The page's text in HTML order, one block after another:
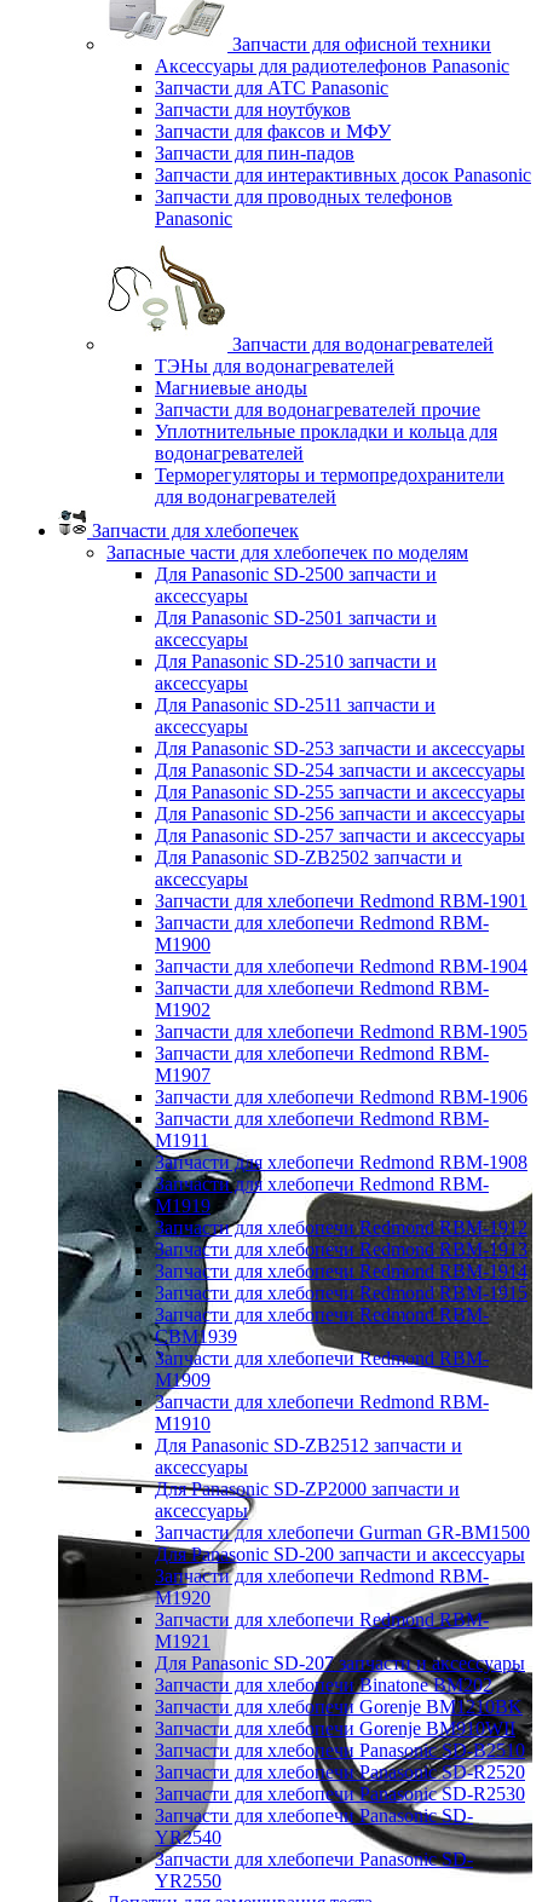
Запчасти для офисной техники
Аксессуары для радиотелефонов Panasonic
Запчасти для АТС Panasonic
Запчасти для ноутбуков
Запчасти для факсов и МФУ
Запчасти для пин-падов
Запчасти для интерактивных досок Panasonic
Запчасти для проводных телефонов
Panasonic
Запчасти для водонагревателей
ТЭНы для водонагревателей
Магниевые аноды
Запчасти для водонагревателей прочие
Уплотнительные прокладки и кольца для
водонагревателей
Терморегуляторы и термопредохранители
для водонагревателей
Запчасти для хлебопечек
Запасные части для хлебопечек по моделям
Для Panasonic SD-2500 запчасти и
аксессуары
Для Panasonic SD-2501 запчасти и
аксессуары
Для Panasonic SD-2510 запчасти и
аксессуары
Для Panasonic SD-2511 запчасти и
аксессуары
Для Panasonic SD-253 запчасти и аксессуары
Для Panasonic SD-254 запчасти и аксессуары
Для Panasonic SD-255 запчасти и аксессуары
Для Panasonic SD-256 запчасти и аксессуары
Для Panasonic SD-257 запчасти и аксессуары
Для Panasonic SD-ZB2502 запчасти и
аксессуары
Запчасти для хлебопечи Redmond RBM-1901
Запчасти для хлебопечи Redmond RBM-
M1900
Запчасти для хлебопечи Redmond RBM-1904
Запчасти для хлебопечи Redmond RBM-
M1902
Запчасти для хлебопечи Redmond RBM-1905
Запчасти для хлебопечи Redmond RBM-
M1907
Запчасти для хлебопечи Redmond RBM-1906
Запчасти для хлебопечи Redmond RBM-
M1911
Запчасти для хлебопечи Redmond RBM-1908
Запчасти для хлебопечи Redmond RBM-
M1919
Запчасти для хлебопечи Redmond RBM-1912
Запчасти для хлебопечи Redmond RBM-1913
Запчасти для хлебопечи Redmond RBM-1914
Запчасти для хлебопечи Redmond RBM-1915
Запчасти для хлебопечи Redmond RBM-
CBM1939
Запчасти для хлебопечи Redmond RBM-
M1909
Запчасти для хлебопечи Redmond RBM-
M1910
Для Panasonic SD-ZB2512 запчасти и
аксессуары
Для Panasonic SD-ZP2000 запчасти и
аксессуары
Запчасти для хлебопечи Gurman GR-BM1500
Для Panasonic SD-200 запчасти и аксессуары
Запчасти для хлебопечи Redmond RBM-
M1920
Запчасти для хлебопечи Redmond RBM-
M1921
Для Panasonic SD-207 запчасти и аксессуары
Запчасти для хлебопечи Binatone BM202
Запчасти для хлебопечи Gorenje BM1210BK
Запчасти для хлебопечи Gorenje BM910WII
Запчасти для хлебопечи Panasonic SD-B2510
Запчасти для хлебопечи Panasonic SD-R2520
Запчасти для хлебопечи Panasonic SD-R2530
Запчасти для хлебопечи Panasonic SD-
YR2540
Запчасти для хлебопечи Panasonic SD-
YR2550